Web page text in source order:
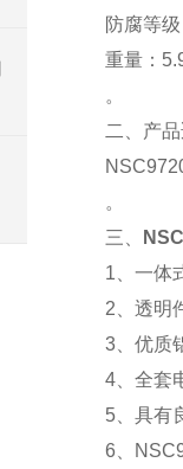
防腐等
重量：
。
二、产
。
三、
1、一体
2、透明
3、优质
4、全套
5、具有
6、